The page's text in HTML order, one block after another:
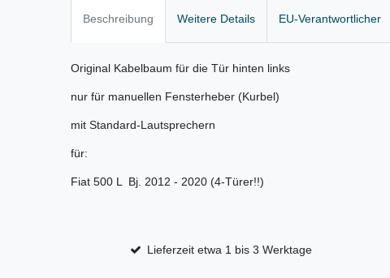
Beschreibung Weitere Details EU-Verantwortlicher
Original Kabelbaum für die Tür hinten links
nur für manuellen Fensterheber (Kurbel)
mit Standard-Lautsprechern
für:
Fiat 500 L Bj. 2012 - 2020 (4-Türer!!)
Lieferzeit etwa 1 bis 3 Werktage